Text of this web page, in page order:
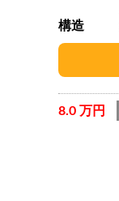
構造
8.0 万円